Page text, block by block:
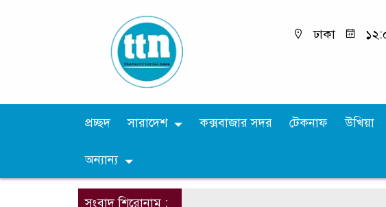
ঢাকা
প্রচ্ছদ সারাদেশ কক্সবাজার সদর টেকনাফ উখিয়া
অন্যান্য
সংবাদ শিরোনাম :